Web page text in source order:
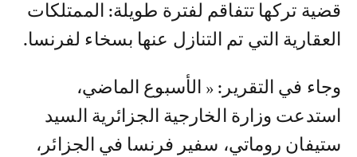
قضية تركها تتفاقم لفترة طويلة: الممتلكات
العقارية التي تم التنازل عنها بسخاء لفرنسا.
وجاء في التقرير: « الأسبوع الماضي،
استدعت وزارة الخارجية الجزائرية السيد
ستيفان روماتي، سفير فرنسا في الجزائر،